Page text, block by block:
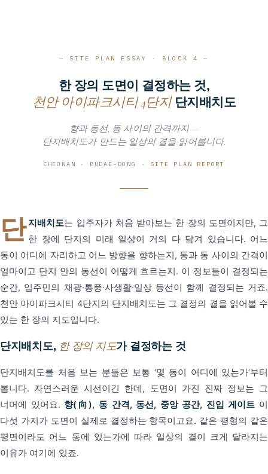
— SITE PLAN ESSAY · BLOCK 4 —
한 장의 도면이 결정하는 것,
천안 아이파크시티 4단지단지배치도
향과 동선, 동 사이의 간격까지 —
단지배치도가 만드는 일상의 결을 읽어봅니다.
CHEONAN · BUDAE-DONG · SITE PLAN REPORT
단 지배치도는 입주자가 처음 받아보는 한 장의 도면이지만, 그
한 장에 단지의 미래 일상이 거의 다 담겨 있습니다. 어느
동이 어디에 자리하고 어느 방향을 향하는지, 동과 동 사이의 간격이
얼마이고 단지 안의 동선이 어떻게 흐르는지. 이 정보들이 결정되는
순간, 입주민의 채광·통풍·사생활·일상 동선이 함께 결정되는 거죠.
천안 아이파크시티 4단지의 단지배치도는 그 결정의 결을 읽어볼 수
있는 한 장의 지도입니다.
단지배치도, 한 장의 지도가 결정하는 것
단지배치도를 처음 보는 분들은 보통 ‘몇 동이 어디에 있는가’부터
봅니다. 자연스러운 시선이긴 한데, 도면이 가진 진짜 정보는 그
너머에 있어요. 향(向), 동 간격, 동선, 중앙 공간, 진입 게이트 이
다섯 가지가 도면이 실제로 결정하는 항목이고요. 같은 평형의 같은
평면이라도 어느 동에 있는가에 따라 일상의 결이 크게 달라지는
이유가 여기에 있죠.